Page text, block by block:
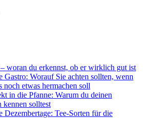
woran du erkennst, ob er wirklich gut ist
Gastro: Worauf Sie achten sollten, wenn
noch etwas hermachen soll
in die Pfanne: Warum du deinen
kennen solltest
Dezembertage: Tee-Sorten für die